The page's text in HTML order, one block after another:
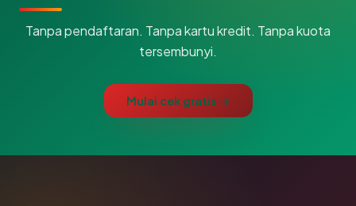
Tanpa pendaftaran. Tanpa kartu kredit. Tanpa kuota
tersembunyi.
Mulai cek gratis →